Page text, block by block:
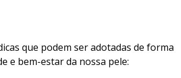
que podem ser adotadas de forma
e bem-estar da nossa pele: